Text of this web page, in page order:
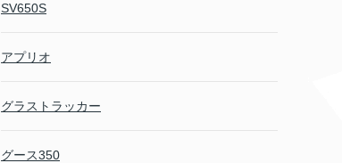
SV650S
アプリオ
グラストラッカー
グース350